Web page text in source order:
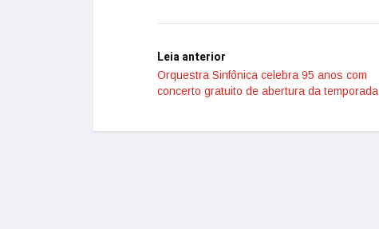
Leia anterior
Orquestra Sinfônica celebra 95 anos com
concerto gratuito de abertura da temporada